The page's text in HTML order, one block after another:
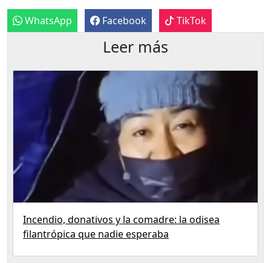
WhatsApp Facebook TikTok
Leer más
Incendio, donativos y la comadre: la odisea
filantrópica que nadie esperaba